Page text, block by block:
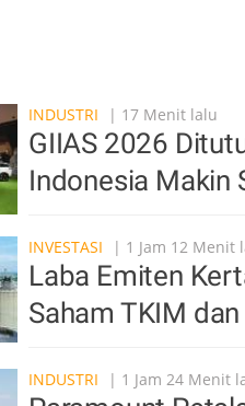
INDUSTRI
| 17 Menit lalu
GIIAS 2026
Indonesia Makin
INVESTASI | 1 Jam 12 Menit
Laba Emiten
Saham TKIM
INDUSTRI | 1 Jam 24 Menit